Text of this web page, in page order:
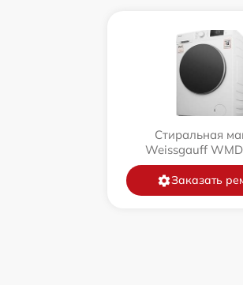
Стиральная
Weissgauff
Заказать